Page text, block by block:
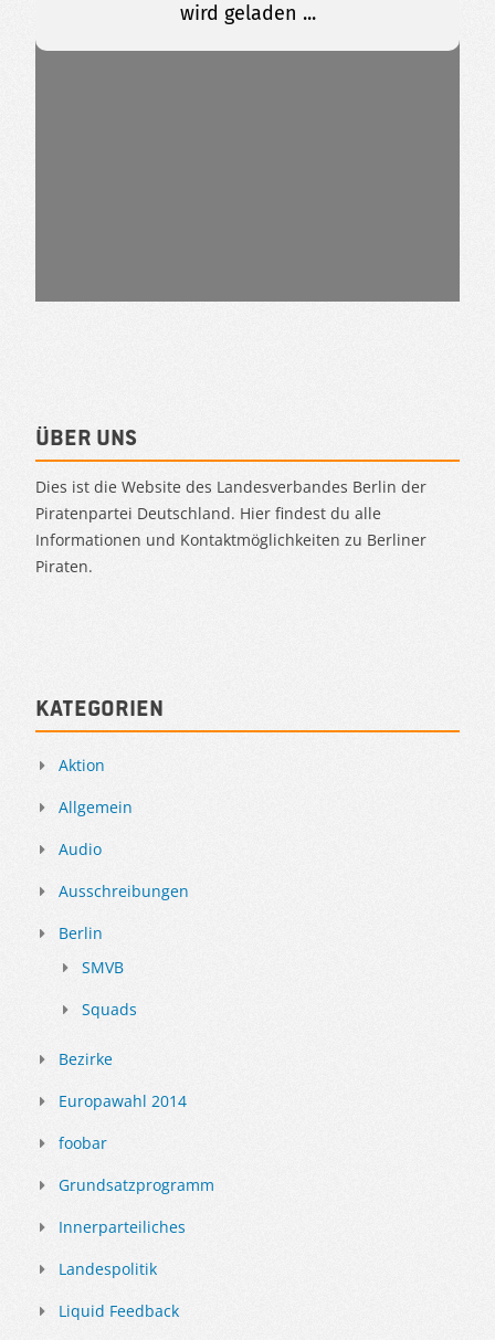
Über uns
Dies ist die Website des Landesverbandes Berlin der
Piratenpartei Deutschland. Hier findest du alle
Informationen und Kontaktmöglichkeiten zu Berliner
Piraten.
Kategorien
Aktion
Allgemein
Audio
Ausschreibungen
Berlin
SMVB
Squads
Bezirke
Europawahl 2014
foobar
Grundsatzprogramm
Innerparteiliches
Landespolitik
Liquid Feedback